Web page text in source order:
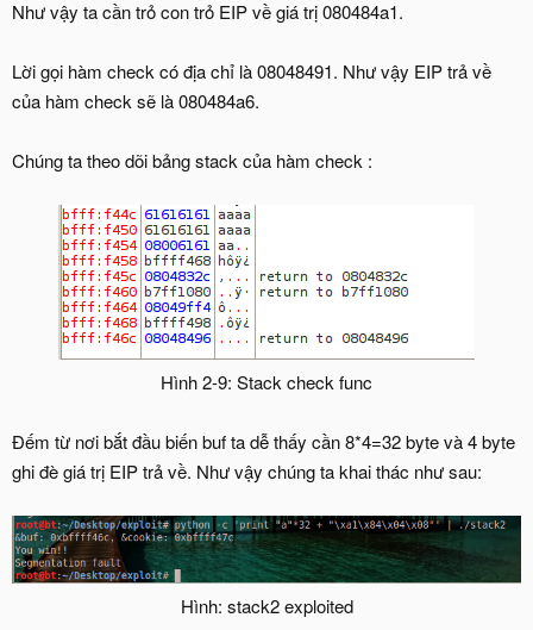
Như vậy ta cần trỏ con trỏ EIP về giá trị 080484a1.
Lời gọi hàm check có địa chỉ là 08048491. Như vậy EIP trả về
của hàm check sẽ là 080484a6.
Chúng ta theo dõi bảng stack của hàm check :
Hình 2-9: Stack check func​
Đếm từ nơi bắt đầu biến buf ta dễ thấy cần 8*4=32 byte và 4 byte
ghi đè giá trị EIP trả về. Như vậy chúng ta khai thác như sau:
Hình: stack2 exploited